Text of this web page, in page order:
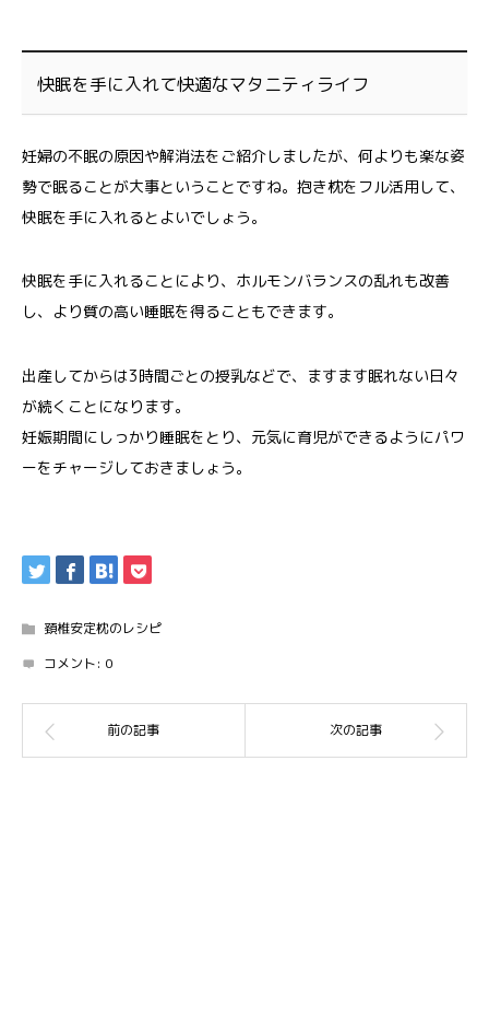
快眠を手に入れて快適なマタニティライフ
妊婦の不眠の原因や解消法をご紹介しましたが、何よりも楽な姿
勢で眠ることが大事ということですね。抱き枕をフル活用して、
快眠を手に入れるとよいでしょう。
快眠を手に入れることにより、ホルモンバランスの乱れも改善
し、より質の高い睡眠を得ることもできます。
出産してからは3時間ごとの授乳などで、ますます眠れない日々
が続くことになります。
妊娠期間にしっかり睡眠をとり、元気に育児ができるようにパワ
ーをチャージしておきましょう。
頚椎安定枕のレシピ
コメント: 0